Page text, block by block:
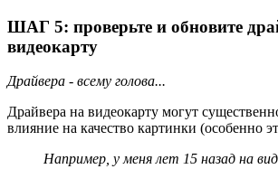
ШАГ 5: проверьте и обновите
видеокарту
Драйвера - всему голова...
Драйвера на видеокарту могут
влияние на качество картинки (особенно
Например, у меня лет 15 назад на